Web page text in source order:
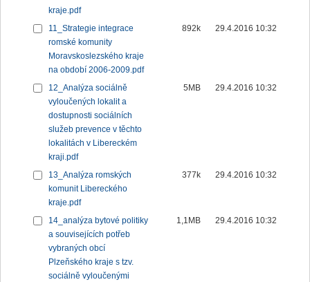
kraje.pdf
11_Strategie integrace
romské komunity
Moravskoslezského kraje
na období 2006-2009.pdf
892k 29.4.2016 10:32
12_Analýza sociálně
vyloučených lokalit a
dostupnosti sociálních
služeb prevence v těchto
lokalitách v Libereckém
kraji.pdf
5MB 29.4.2016 10:32
13_Analýza romských
komunit Libereckého
kraje.pdf
377k 29.4.2016 10:32
14_analýza bytové politiky
a souvisejících potřeb
vybraných obcí
Plzeňského kraje s tzv.
sociálně vyloučenými
1,1MB 29.4.2016 10:32